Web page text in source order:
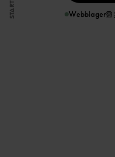
START Webblager